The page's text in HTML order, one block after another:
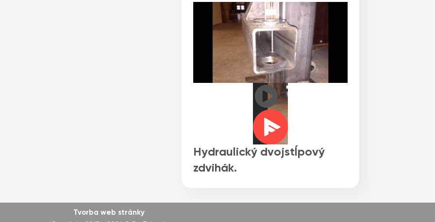
Hydraulický dvojstĺpový
zdvihák.
Tvorba web stránky